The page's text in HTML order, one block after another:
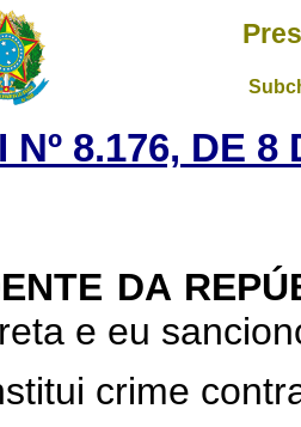
Nº 8.176, DE 8
DA
e eu
crime